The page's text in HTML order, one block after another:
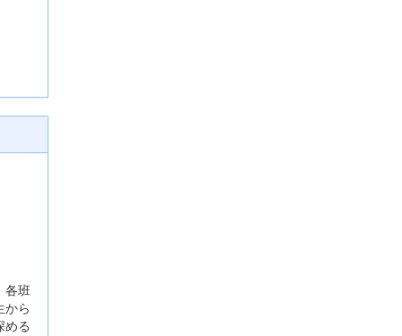
各班
から
める